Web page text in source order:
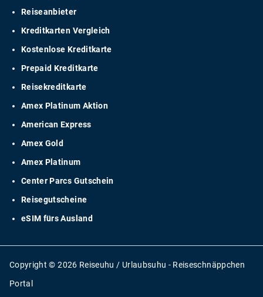
Reiseanbieter
Kreditkarten Vergleich
Kostenlose Kreditkarte
Prepaid Kreditkarte
Reisekreditkarte
Amex Platinum Aktion
American Express
Amex Gold
Amex Platinum
Center Parcs Gutschein
Reisegutscheine
eSIM fürs Ausland
Copyright © 2026 Reiseuhu / Urlaubsuhu - Reiseschnäppchen
Portal